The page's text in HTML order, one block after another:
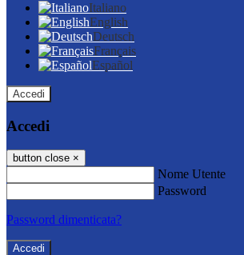
Italiano
English
Deutsch
Français
Español
Accedi
Accedi
button close ×
Nome Utente
Password
Password dimenticata?